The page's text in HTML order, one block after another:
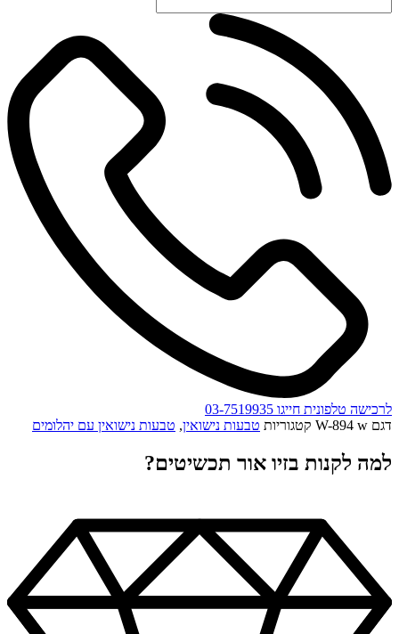
לרכישה טלפונית חייגו 03-7519935
דגם W-894 w קטגוריות טבעות נישואין, טבעות נישואין עם יהלומים
למה לקנות בזיו אור תכשיטים?